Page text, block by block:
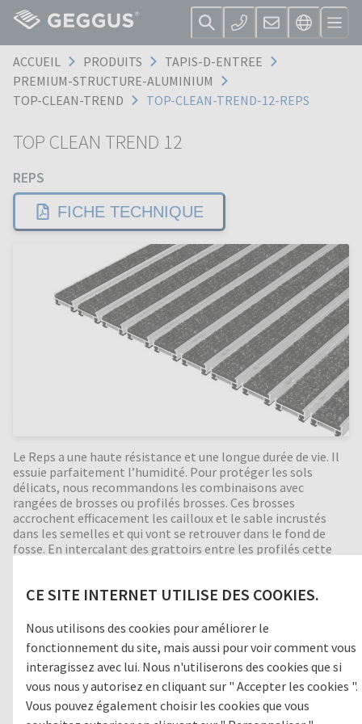
CE SITE INTERNET UTILISE DES COOKIES.
Nous utilisons des cookies pour améliorer le
fonctionnement du site, mais aussi pour voir comment vous
interagissez avec lui. Nous n'utiliserons des cookies que si
vous nous y autorisez en cliquant sur " Accepter les cookies ".
Vous pouvez également choisir les cookies que vous
ACCUEIL PRODUITS
TAPIS-D-ENTREE
PREMIUM-STRUCTURE-ALUMINIUM
TOP-CLEAN-TREND
TOP-CLEAN-TREND-12-REPS
TOP CLEAN TREND 12
REPS
FICHE TECHNIQUE
Le Reps a une haute résistance et une longue durée de vie. Il
essuie parfaitement l’humidité. Pour protéger les sols
délicats, nous recommandons les combinaisons avec
rangées de brosses ou profilés brosses. Ces brosses
accrochent efficacement les cailloux et le sable incrustés
dans les semelles et qui vont se retrouver dans le fond de
fosse. En intercalant des grattoirs entre les profilés cette
Fabrication en toutes dimensions. Formes spéciales
Zone de passage
1 GROSSES SALETÉS